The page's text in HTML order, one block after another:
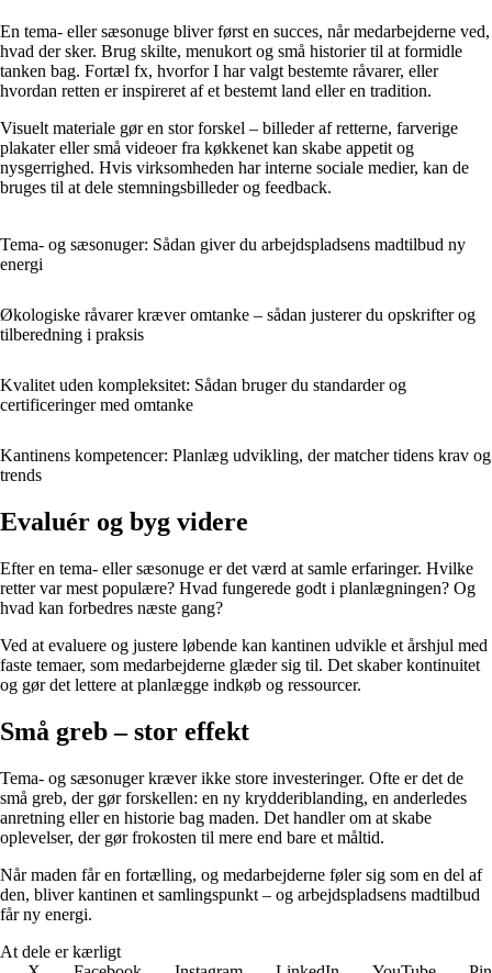
En tema- eller sæsonuge bliver først en succes, når medarbejderne ved,
hvad der sker. Brug skilte, menukort og små historier til at formidle
tanken bag. Fortæl fx, hvorfor I har valgt bestemte råvarer, eller
hvordan retten er inspireret af et bestemt land eller en tradition.
Visuelt materiale gør en stor forskel – billeder af retterne, farverige
plakater eller små videoer fra køkkenet kan skabe appetit og
nysgerrighed. Hvis virksomheden har interne sociale medier, kan de
bruges til at dele stemningsbilleder og feedback.
Tema- og sæsonuger: Sådan giver du arbejdspladsens madtilbud ny
energi
Økologiske råvarer kræver omtanke – sådan justerer du opskrifter og
tilberedning i praksis
Kvalitet uden kompleksitet: Sådan bruger du standarder og
certificeringer med omtanke
Kantinens kompetencer: Planlæg udvikling, der matcher tidens krav og
trends
Evaluér og byg videre
Efter en tema- eller sæsonuge er det værd at samle erfaringer. Hvilke
retter var mest populære? Hvad fungerede godt i planlægningen? Og
hvad kan forbedres næste gang?
Ved at evaluere og justere løbende kan kantinen udvikle et årshjul med
faste temaer, som medarbejderne glæder sig til. Det skaber kontinuitet
og gør det lettere at planlægge indkøb og ressourcer.
Små greb – stor effekt
Tema- og sæsonuger kræver ikke store investeringer. Ofte er det de
små greb, der gør forskellen: en ny krydderiblanding, en anderledes
anretning eller en historie bag maden. Det handler om at skabe
oplevelser, der gør frokosten til mere end bare et måltid.
Når maden får en fortælling, og medarbejderne føler sig som en del af
den, bliver kantinen et samlingspunkt – og arbejdspladsens madtilbud
får ny energi.
At dele er kærligt